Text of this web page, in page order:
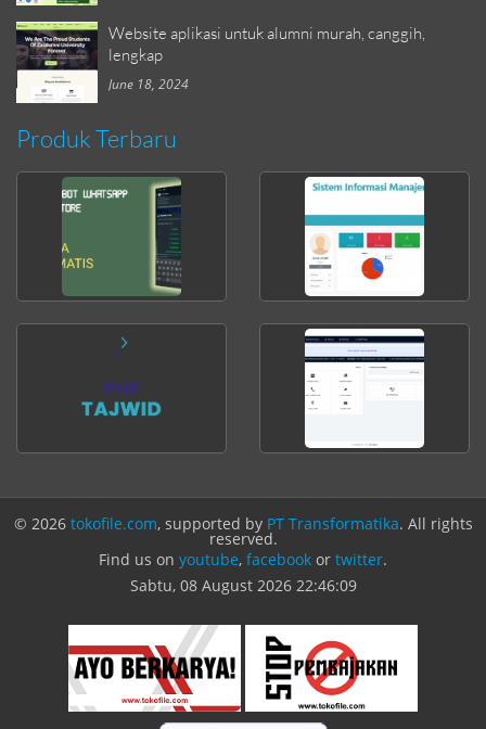
Website aplikasi untuk alumni murah, canggih,
lengkap
June 18, 2024
Produk Terbaru
© 2026 tokofile.com, supported by PT Transformatika. All rights
reserved.
Find us on youtube, facebook or twitter.
Sabtu, 08 August 2026 22:46:09